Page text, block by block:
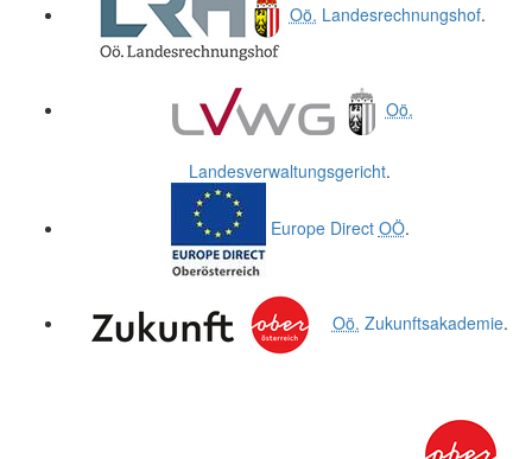
Oö. Landesrechnungshof.
Oö.
Landesverwaltungsgericht.
Europe Direct OÖ.
Oö. Zukunftsakademie.